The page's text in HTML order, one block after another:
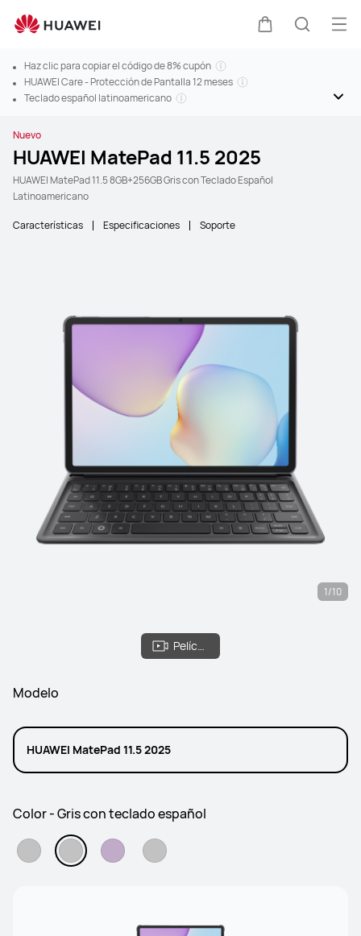
Haz clic para copiar el código de 8% cupón
HUAWEI Care - Protección de Pantalla 12 meses
Teclado español latinoamericano
Nuevo
HUAWEI MatePad 11.5 2025
HUAWEI MatePad 11.5 8GB+256GB Gris con Teclado Español
Latinoamericano
Características Especificaciones Soporte
Película
1/10
Modelo
HUAWEI MatePad 11.5 2025
Color - Gris con teclado español